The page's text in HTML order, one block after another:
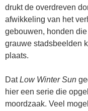
drukt de overdreven
afwikkeling van het
gebouwen, honden
grauwe stadsbeelden
plaats.
DatLow Winter Sun
hier een serie die
moordzaak. Veel